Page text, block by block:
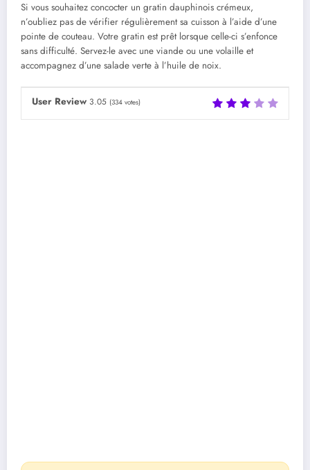
Si vous souhaitez concocter un gratin dauphinois crémeux,
n’oubliez pas de vérifier régulièrement sa cuisson à l’aide d’une
pointe de couteau. Votre gratin est prêt lorsque celle-ci s’enfonce
sans difficulté. Servez-le avec une viande ou une volaille et
accompagnez d’une salade verte à l’huile de noix.
User Review 3.05 (334 votes)